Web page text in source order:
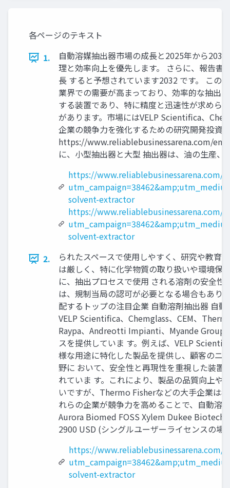
各ページのテキスト
1.
自動溶媒抽出器市場の成長と2025年から
理と効率向上を優先します。 さらに、報告
長 すると予想されています2032 です。 この
業界での需要が高まっており、効率的な抽出
する装置であり、特に精度と迅速性が求めら
があります。市場にはVELP Scientifica、
企業の競争力を強化するための研究開発投資
https://www.reliablebusinessarena.com/
に、小型抽出器と大型 抽出器は、油の生産
https://www.reliablebusinessarena.com/
solvent-extractor
https://www.reliablebusinessarena.com/
solvent-extractor
2.
られたスペースで使用しやすく、研究や教育
は厳しく、特に化学物質の取り扱いや環境保
に、抽出プロセスで使用 される溶剤の安全
は、規制当局の認可が必要となる場合もあり
配するトップの注目企業 自動溶剤抽出器 自
VELP Scientifica、Chemglass、CEM、
Raypa、Andreotti Impianti、Myande Group
スを提供していま す。例えば、VELP
様な用途に特化した製品を提供し、顧客のニ
野に おいて、安全性と再現性を重視した装
れていま す。これにより、製品の品質向上
いですが、Thermo Fisherなどの大手企業は
れらの企業が競争力を高めることで、自動溶
Aurora Biomed FOSS Xylem Dukee
2900 USD (シングルユーザーライセンスの
https://www.reliablebusinessarena.com/
solvent-extractor